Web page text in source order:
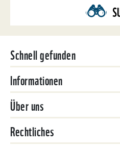
Schnell gefunden
Informationen
Über uns
Rechtliches